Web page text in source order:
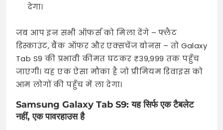
देगा।
जब आप इन सभी ऑफर्स को मिला देंगे – फ्लैट
डिस्काउंट, बैंक ऑफर और एक्सचेंज बोनस – तो Galaxy
Tab S9 की प्रभावी कीमत घटकर ₹39,999 तक पहुँच
जाएगी। यह एक ऐसा मौका है जो प्रीमियम डिवाइस को
आम लोगों की पहुँच में ला देगा।
Samsung Galaxy Tab S9: यह सिर्फ एक टैबलेट
नहीं, एक पावरहाउस है